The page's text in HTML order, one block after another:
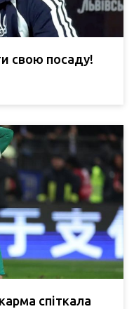
свою посаду!
спіткала